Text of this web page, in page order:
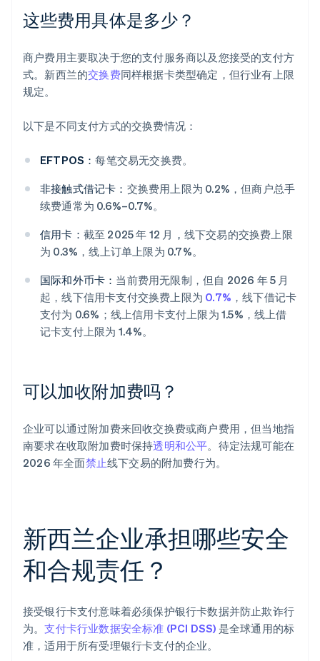
这些费用具体是多少？
商户费用主要取决于您的支付服务商以及您接受的支付方
式。新西兰的交换费同样根据卡类型确定，但行业有上限
规定。
以下是不同支付方式的交换费情况：
EFTPOS：每笔交易无交换费。
非接触式借记卡： 交换费用上限为 0.2%，但商户总手
续费通常为 0.6%–0.7%。
信用卡： 截至 2025 年 12 月 ， 线下交易的交换费上限
为 0.3%，线上订单上限为 0.7%。
国际和外币卡： 当前费用无限制，但自 2026 年 5 月
起，线下信用卡支付交换费上限为 0.7% ，线下借记卡
支付为 0.6%；线上信用卡支付上限为 1.5%，线上借
记卡支付上限为 1.4%。
可以加收附加费吗？
企业可以通过附加费来回收交换费或商户费用，但当地指
南要求在收取附加费时保持透明和公平。待定法规可能在
2026 年全面禁止线下交易的附加费行为。
新西兰企业承担哪些安全
和合规责任？
接受银行卡支付意味着必须保护银行卡数据并防止欺诈行
为。支付卡行业数据安全标准 (PCI DSS) 是全球通用的标
准，适用于所有受理银行卡支付的企业。